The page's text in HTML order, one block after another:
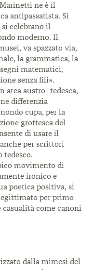
ne è il
antipassatista. Si
celebrano il
moderno. Il
va spazzato via,
la grammatica, la
matematici,
senza fili».
area austro- tedesca,
differenzia
cupa, per la
grottesca del
di usare il
per scrittori
movimento di
ironico e
poetica positiva, si
per primo
casualità come canoni
dalla mimesi del